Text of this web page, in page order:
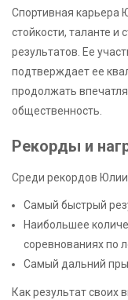
Спортивная карьера
стойкости, таланте
результатов. Ее
подтверждает ее
продолжать
общественность.
Рекорды и
Среди рекордов
Самый быстрый
Наибольшее
соревнованиях по
Самый дальний
Как результат